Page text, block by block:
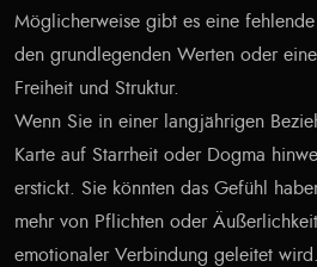
Möglicherweise gibt es eine
den grundlegenden Werten oder
Freiheit und Struktur.
Wenn Sie in einer langjährigen
Karte auf Starrheit oder Dogma
erstickt. Sie könnten das Gefühl
mehr von Pflichten oder
emotionaler Verbindung geleitet